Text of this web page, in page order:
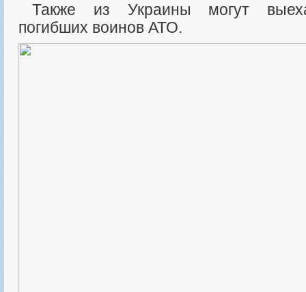
Также из Украины могут выехать родственники
погибших воинов АТО.